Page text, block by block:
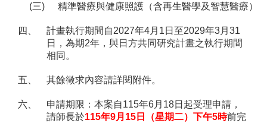
(三) 精準醫療與健康照護（含再生醫學及智慧醫療）
四、
計畫執行期間自2027年4月1日至2029年3月31
日，為期2年，與日方共同研究計畫之執行期間
相同。
五、 其餘徵求內容請詳閱附件。
六、
申請期限：本案自115年6月18日起受理申請，
請師長於115年9月15日（星期二）下午5時前完